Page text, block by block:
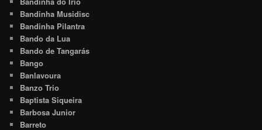
Bandinha Musidisc
Bandinha Pilantra
Bando da Lua
Bando de Tangarás
Bango
Banlavoura
Banzo Trio
Baptista Siqueira
Barbosa Junior
Barreto